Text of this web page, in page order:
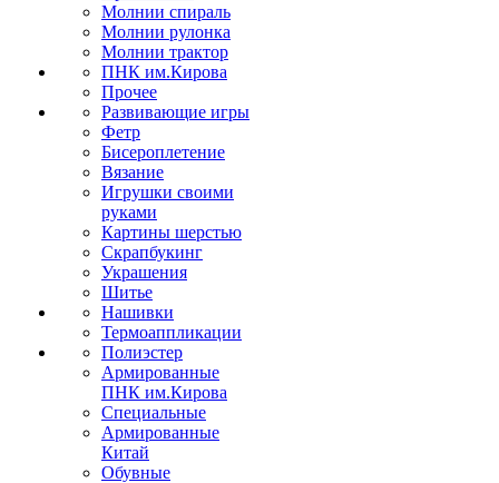
Молнии спираль
Молнии рулонка
Молнии трактор
ПНК им.Кирова
Прочее
Развивающие игры
Фетр
Бисероплетение
Вязание
Игрушки своими
руками
Картины шерстью
Скрапбукинг
Украшения
Шитье
Нашивки
Термоаппликации
Полиэстер
Армированные
ПНК им.Кирова
Специальные
Армированные
Китай
Обувные